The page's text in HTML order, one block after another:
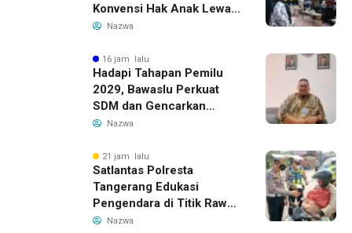
Konvensi Hak Anak Lewat
Pelatihan Berbasis Budaya
Nazwa
16 jam lalu
Hadapi Tahapan Pemilu
2029, Bawaslu Perkuat
SDM dan Gencarkan
Pendidikan Demokrasi
Nazwa
21 jam lalu
Satlantas Polresta
Tangerang Edukasi
Pengendara di Titik Rawan
Kecelakaan Lewat
Nazwa